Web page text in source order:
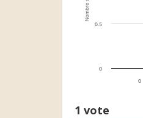
0
0
0.5
1 vote